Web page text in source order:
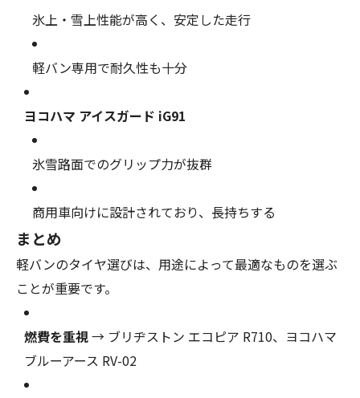
氷上・雪上性能が高く、安定した走行
軽バン専用で耐久性も十分
ヨコハマ アイスガード iG91
氷雪路面でのグリップ力が抜群
商用車向けに設計されており、長持ちする
まとめ
軽バンのタイヤ選びは、用途によって最適なものを選ぶ
ことが重要です。
燃費を重視→ ブリヂストン エコピア R710、ヨコハマ
ブルーアース RV-02